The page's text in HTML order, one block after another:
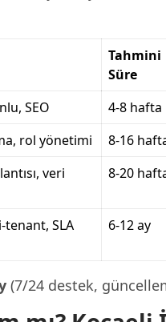
Tahmini
Süre
SEO 4-8 hafta
rol yönetimi 8-16
veri
8-20
tenant, SLA 6-12 ay
(7/24 destek,